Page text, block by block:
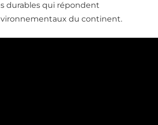
durables qui répondent
du continent.